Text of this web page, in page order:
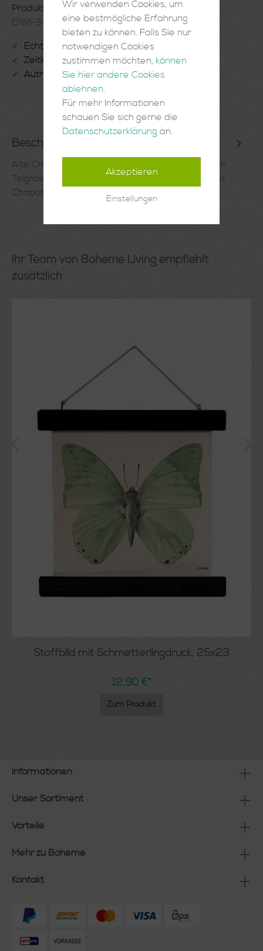
Produktnummer:
OWI-3-07-36
✔ Echte Handarbeit
✔ Zeitlose Einrichtungsgegenstände
✔ Authentisch und Einzigartig
Beschreibung
Alte Chapati Teigrolle aus IndienMit dieser kleinen
Teigrolle aus Holz wurde ursprünglich der Teig der
Chapati Brote ausgero…
Mehr
Ihr Team von Boheme Living empfiehlt
zusätzlich
Stoffbild mit Schmetterlingdruck, 25x23
12,90 €*
Zum Produkt
Informationen
Unser Sortiment
Vorteile
Mehr zu Boheme
Kontakt
Wir verwenden Cookies, um
eine bestmögliche Erfahrung
bieten zu können. Falls Sie nur
notwendigen Cookies
zustimmen möchten, können
Sie hier andere Cookies
ablehnen.
Für mehr Informationen
schauen Sie sich gerne die
Datenschutzerklärung an.
Akzeptieren
Einstellungen